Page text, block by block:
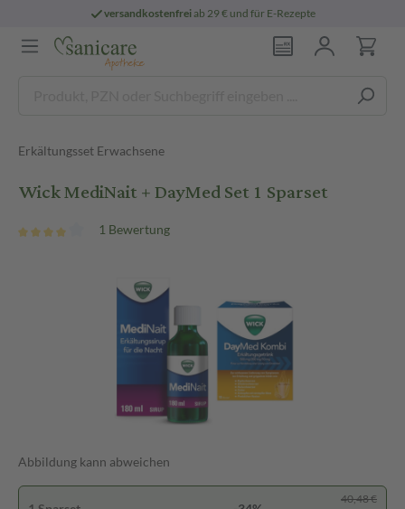
versandkostenfreiab 29 € und für E-Rezepte
Erkältungsset Erwachsene
Wick MediNait + DayMed Set 1 Sparset
1 Bewertung
Abbildung kann abweichen
40,48 €